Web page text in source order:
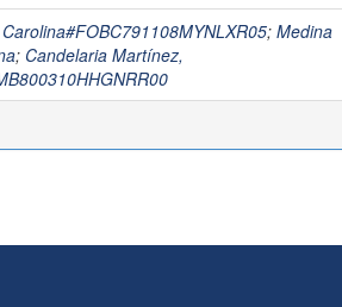
; Medina
; Candelaria Martínez,